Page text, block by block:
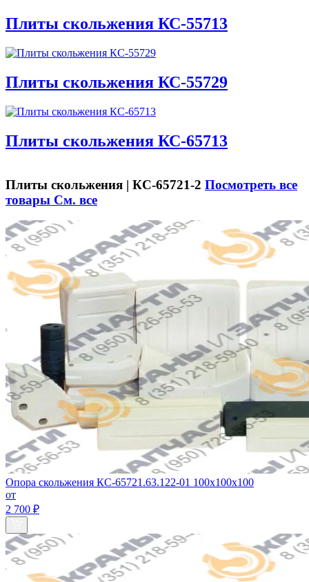
Плиты скольжения КС-55713
Плиты скольжения КС-55729
Плиты скольжения КС-65713
Плиты скольжения | КС-65721-2 Посмотреть все
товары См. все
Опора скольжения КС-65721.63.122-01 100х100х100
от
2 700 ₽